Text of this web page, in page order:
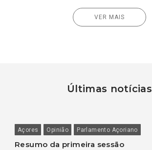
VER MAIS
Últimas notícias
Açores Opinião Parlamento Açoriano
Resumo da primeira sessão